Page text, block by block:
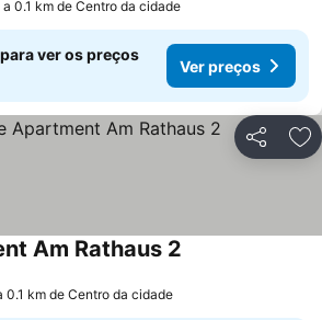
a 0.1 km de Centro da cidade
ver os preços
Ver preços
Partilhar
Am Rathaus 2
0.1 km de Centro da cidade